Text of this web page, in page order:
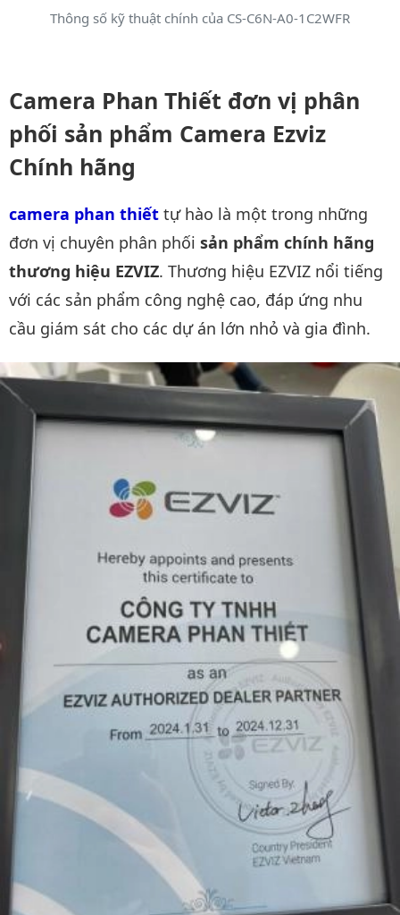
Thông số kỹ thuật chính của CS-C6N-A0-1C2WFR
Camera Phan Thiết đơn vị phân
phối sản phẩm Camera Ezviz
Chính hãng
camera phan thiết tự hào là một trong những
đơn vị chuyên phân phối sản phẩm chính hãng
thương hiệu EZVIZ. Thương hiệu EZVIZ nổi tiếng
với các sản phẩm công nghệ cao, đáp ứng nhu
cầu giám sát cho các dự án lớn nhỏ và gia đình.